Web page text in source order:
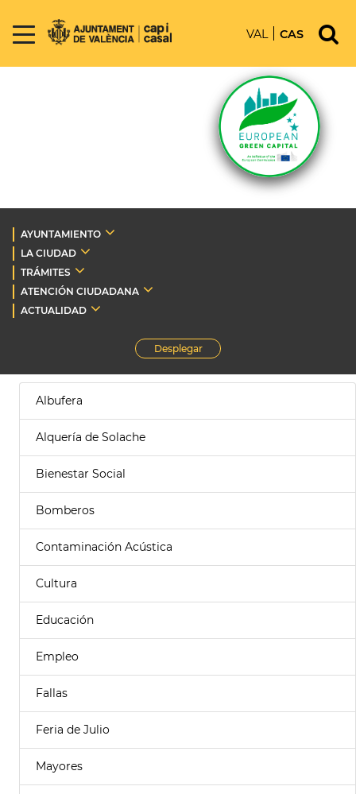
VAL CAS
AYUNTAMIENTO
LA CIUDAD
TRÁMITES
ATENCIÓN CIUDADANA
ACTUALIDAD
Desplegar
Albufera
Alquería de Solache
Bienestar Social
Bomberos
Contaminación Acústica
Cultura
Educación
Empleo
Fallas
Feria de Julio
Mayores